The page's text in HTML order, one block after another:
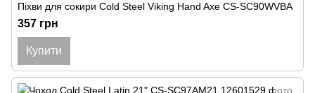
Піхви для сокири Cold Steel Viking Hand Axe CS-SC90WVBA
357 грн
Купити